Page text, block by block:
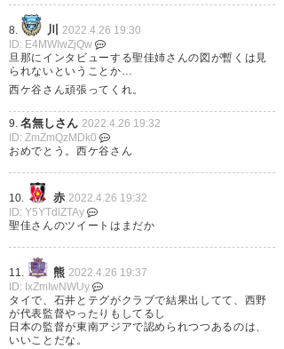
オー！頑張れ👍 西ヶ谷隆之監督
がシンガポール代表指揮官に就
任！ 「日本で培ってきたすべて
を注ぐ」
https://t.co/AauE5M3MY1
— 吉田卓史( Takashi Yoshida )
(rikumio)2022, 4月 25
吉永さんじゃないんだ。 と思っ
たら西ヶ谷さん！ 新潟絡みは変
8. 川
2022.4.26 19:30
ID: E4MWIwZjQw
旦那にインタビューする聖佳姉さんの図が暫くは見
られないということか…
西ケ谷さん頑張ってくれ。
9. 名無しさん 2022.4.26 19:32
ID: ZmZmQzMDk0
おめでとう。西ケ谷さん
10. 赤 2022.4.26 19:32
ID: Y5YTdlZTAy
聖佳さんのツイートはまだか
11. 熊 2022.4.26 19:37
ID: IxZmIwNWUy
タイで、石井とテグがクラブで結果出してて、西野
が代表監督やったりもしてるし
日本の監督が東南アジアで認められつつあるのは、
いいことだな。